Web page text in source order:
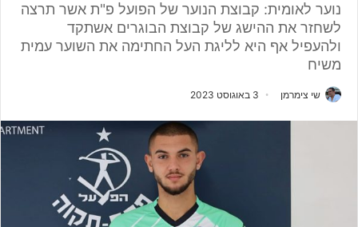
נוער לאומית: קבוצת הנוער של הפועל פ"ת אשר תרצה
לשחזר את ההישג של קבוצת הבוגרים אשתקד
ולהעפיל אף היא לליגת העל החתימה את השוער עמית
משיח
שי צימרמן 3 באוגוסט 2023